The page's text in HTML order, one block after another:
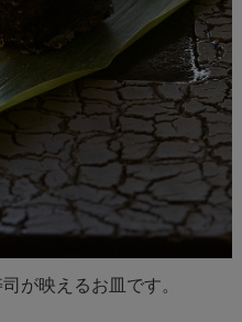
が映えるお皿です。